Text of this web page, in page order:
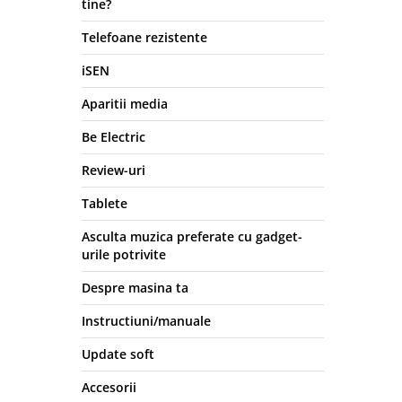
tine?
Telefoane rezistente
iSEN
Aparitii media
Be Electric
Review-uri
Tablete
Asculta muzica preferate cu gadget-
urile potrivite
Despre masina ta
Instructiuni/manuale
Update soft
Accesorii